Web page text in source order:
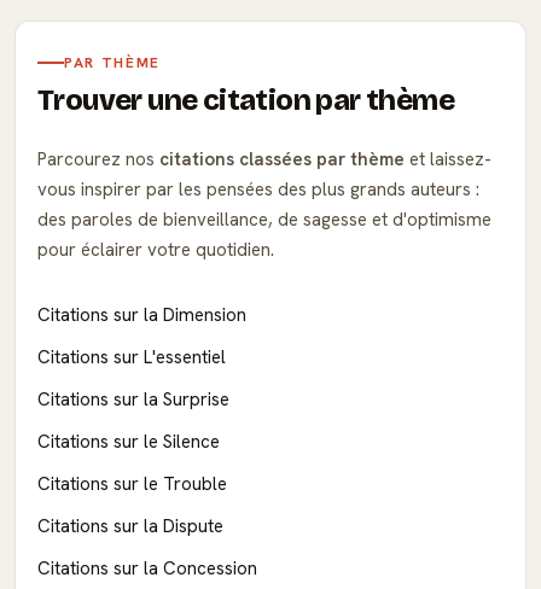
PAR THÈME
Trouver une citation par thème
Parcourez nos citations classées par thème et laissez-
vous inspirer par les pensées des plus grands auteurs :
des paroles de bienveillance, de sagesse et d'optimisme
pour éclairer votre quotidien.
Citations sur la Dimension
Citations sur L'essentiel
Citations sur la Surprise
Citations sur le Silence
Citations sur le Trouble
Citations sur la Dispute
Citations sur la Concession